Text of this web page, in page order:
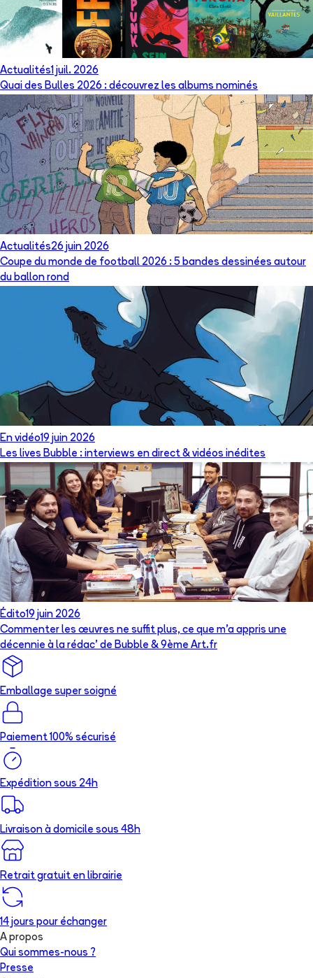
Actualités1 juil. 2026
Quai des Bulles 2026 : découvrez les albums nominés
Actualités26 juin 2026
Coupe du monde de football 2026 : 5 bandes dessinées autour
du ballon rond
En vidéo19 juin 2026
Les lives Bubble : interviews en direct & vidéos inédites
Édito19 juin 2026
Commenter les œuvres ne suffit plus, ce que m’a appris une
décennie à la rédac’ de Bubble & 9ème Art.fr
Emballage super soigné
Paiement 100% sécurisé
Expédition sous 24h
Livraison à domicile sous 48h
Retrait gratuit en librairie
14 jours pour échanger
A propos
Qui sommes-nous ?
Presse